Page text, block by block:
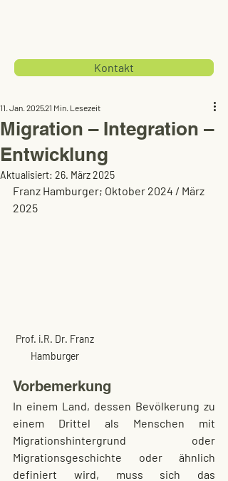
Kontakt
Migration – Integration –
Entwicklung
11. Jan. 202521 Min. Lesezeit
Aktualisiert: 26. März 2025
Franz Hamburger; Oktober 2024 / März
2025
Prof. i.R. Dr. Franz
Hamburger
Vorbemerkung
In einem Land, dessen Bevölkerung zu
einem Drittel als Menschen mit
Migrationshintergrund oder
Migrationsgeschichte oder ähnlich
definiert wird, muss sich das